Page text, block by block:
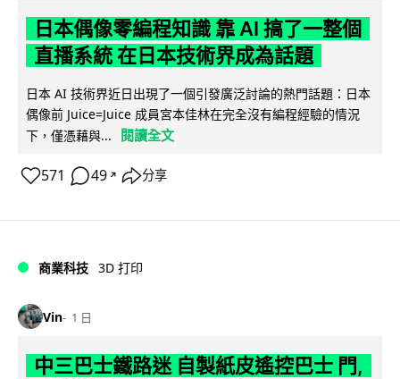
日本偶像零編程知識 靠 AI 搞了一整個
直播系統 在日本技術界成為話題
日本 AI 技術界近日出現了一個引發廣泛討論的熱門話題：日本
偶像前 Juice=Juice 成員宮本佳林在完全沒有編程經驗的情況
下，僅憑藉與...
閱讀全文
571 49 ↗ 分享
商業科技 3D 打印
Vin 1 日
中三巴士鐵路迷 自製紙皮遙控巴士 門,